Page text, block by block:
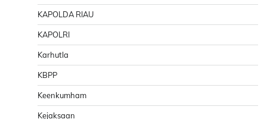
KAPOLDA RIAU
KAPOLRI
Karhutla
KBPP
Keenkumham
Kejaksaan